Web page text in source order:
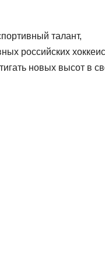
талант,
российских
новых высот в